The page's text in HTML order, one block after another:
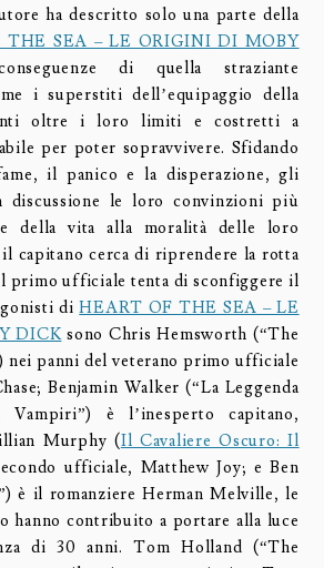
ha descritto solo una parte della
THE SEA – LE ORIGINI DI MOBY
di quella straziante
i superstiti dell’equipaggio della
oltre i loro limiti e costretti a
per poter sopravvivere. Sfidando
il panico e la disperazione, gli
discussione le loro convinzioni più
della vita alla moralità delle loro
capitano cerca di riprendere la rotta
primo ufficiale tenta di sconfiggere il
diHEART OF THE SEA – LE
DICKsono Chris Hemsworth (“The
nei panni del veterano primo ufficiale
Benjamin Walker (“La Leggenda
è l’inesperto capitano,
Murphy (Il Cavaliere Oscuro: Il
ufficiale, Matthew Joy; e Ben
è il romanziere Herman Melville, le
hanno contribuito a portare alla luce
di 30 anni. Tom Holland (“The